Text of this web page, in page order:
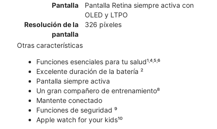
Pantalla
Pantalla Retina siempre activa con
OLED y LTPO
Resolución de la
pantalla
326 píxeles
Otras características
Funciones esenciales para tu salud¹˒⁴˒⁵˒⁶
Excelente duración de la batería ²
Pantalla siempre activa
Un gran compañero de entrenamiento⁸
Mantente conectado
Funciones de seguridad ⁹
Apple watch for your kids¹⁰